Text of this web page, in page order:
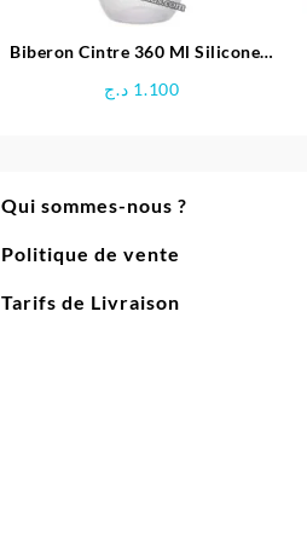
Biberon Cintre 360 Ml Silicone –
1.100 د.ج
Qui sommes-nous ?
Politique de vente
Tarifs de Livraison